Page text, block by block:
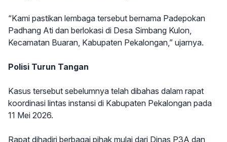
“Kami pastikan lembaga tersebut bernama Padepokan
Padhang Ati dan berlokasi di Desa Simbang Kulon,
Kecamatan Buaran, Kabupaten Pekalongan,” ujarnya.
Polisi Turun Tangan
Kasus tersebut sebelumnya telah dibahas dalam rapat
koordinasi lintas instansi di Kabupaten Pekalongan pada
11 Mei 2026.
Rapat dihadiri berbagai pihak mulai dari Dinas P3A dan